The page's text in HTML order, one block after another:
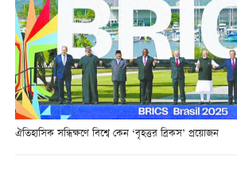
ঐতিহাসিক সন্ধিক্ষণে বিশ্বে কেন ‘বৃহত্তর ব্রিকস’ প্রয়োজন